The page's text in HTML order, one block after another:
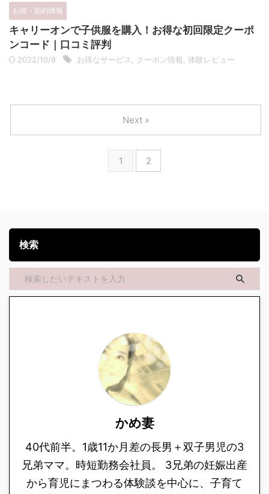
お得・節約情報
キャリーオンで子供服を購入！お得な初回限定クーポ
ンコード｜口コミ評判
2022/10/8 お得なサービス, クーポン情報, 体験レビュー
1 2
Next »
検索
かめ妻
40代前半。1歳11か月差の長男＋双子男児の3
兄弟ママ。時短勤務会社員。 3兄弟の妊娠出産
から育児にまつわる体験談を中心に、子育て